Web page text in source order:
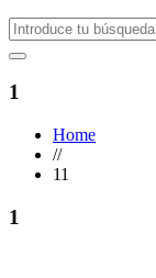
1
Home
//
11
1